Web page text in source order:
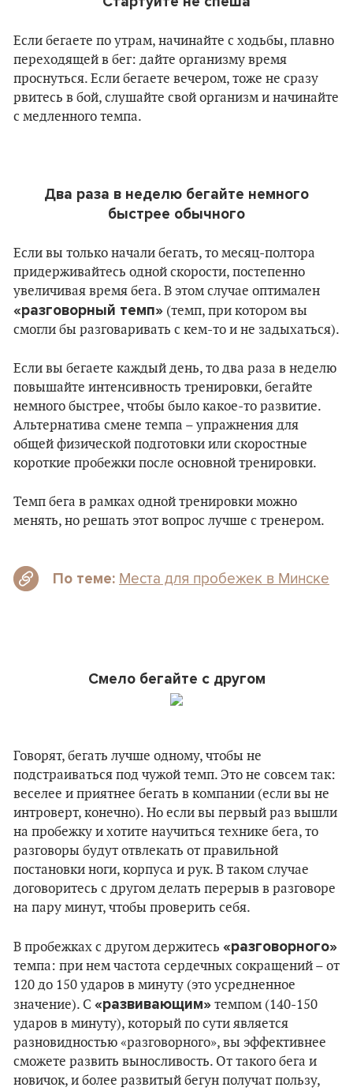
Если бегаете по утрам, начинайте с ходьбы, плавно
переходящей в бег: дайте организму время
проснуться. Если бегаете вечером, тоже не сразу
рвитесь в бой, слушайте свой организм и начинайте
с медленного темпа.
Два раза в неделю бегайте немного
быстрее обычного
Если вы только начали бегать, то месяц-полтора
придерживайтесь одной скорости, постепенно
увеличивая время бега. В этом случае оптимален
«разговорный темп» (темп, при котором вы
смогли бы разговаривать с кем-то и не задыхаться).
Если вы бегаете каждый день, то два раза в неделю
повышайте интенсивность тренировки, бегайте
немного быстрее, чтобы было какое-то развитие.
Альтернатива смене темпа – упражнения для
общей физической подготовки или скоростные
короткие пробежки после основной тренировки.
Темп бега в рамках одной тренировки можно
менять, но решать этот вопрос лучше с тренером.
По теме: Места для пробежек в Минске
Смело бегайте с другом
Говорят, бегать лучше одному, чтобы не
подстраиваться под чужой темп. Это не совсем так:
веселее и приятнее бегать в компании (если вы не
интроверт, конечно). Но если вы первый раз вышли
на пробежку и хотите научиться технике бега, то
разговоры будут отвлекать от правильной
постановки ноги, корпуса и рук. В таком случае
договоритесь с другом делать перерыв в разговоре
на пару минут, чтобы проверить себя.
В пробежках с другом держитесь «разговорного»
темпа: при нем частота сердечных сокращений – от
120 до 150 ударов в минуту (это усредненное
значение). С «развивающим» темпом (140-150
ударов в минуту), который по сути является
разновидностью «разговорного», вы эффективнее
сможете развить выносливость. От такого бега и
новичок, и более развитый бегун получат пользу,